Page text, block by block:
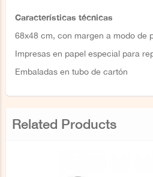
Características técnicas
68x48 cm, con margen a modo de
Impresas en papel especial para
Embaladas en tubo de cartón
Related Products